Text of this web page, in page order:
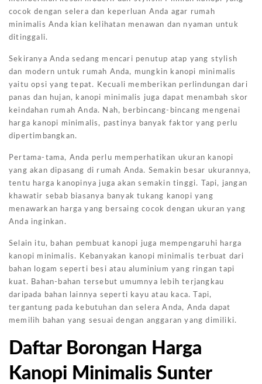
cocok dengan selera dan keperluan Anda agar rumah
minimalis Anda kian kelihatan menawan dan nyaman untuk
ditinggali.
Sekiranya Anda sedang mencari penutup atap yang stylish
dan modern untuk rumah Anda, mungkin kanopi minimalis
yaitu opsi yang tepat. Kecuali memberikan perlindungan dari
panas dan hujan, kanopi minimalis juga dapat menambah skor
keindahan rumah Anda. Nah, berbincang-bincang mengenai
harga kanopi minimalis, pastinya banyak faktor yang perlu
dipertimbangkan.
Pertama-tama, Anda perlu memperhatikan ukuran kanopi
yang akan dipasang di rumah Anda. Semakin besar ukurannya,
tentu harga kanopinya juga akan semakin tinggi. Tapi, jangan
khawatir sebab biasanya banyak tukang kanopi yang
menawarkan harga yang bersaing cocok dengan ukuran yang
Anda inginkan.
Selain itu, bahan pembuat kanopi juga mempengaruhi harga
kanopi minimalis. Kebanyakan kanopi minimalis terbuat dari
bahan logam seperti besi atau aluminium yang ringan tapi
kuat. Bahan-bahan tersebut umumnya lebih terjangkau
daripada bahan lainnya seperti kayu atau kaca. Tapi,
tergantung pada kebutuhan dan selera Anda, Anda dapat
memilih bahan yang sesuai dengan anggaran yang dimiliki.
Daftar Borongan Harga
Kanopi Minimalis Sunter